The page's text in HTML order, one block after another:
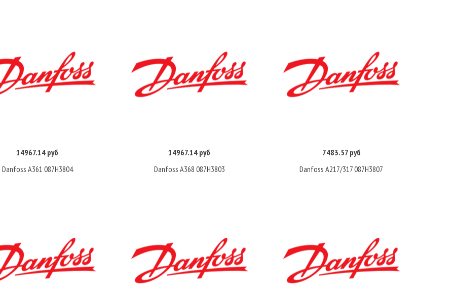
Купить
14967.14 руб
Danfoss A361 087H3804
Купить
14967.14 руб
Danfoss A368 087H3803
Купить
7483.57 руб
Danfoss A217/317 087H3807